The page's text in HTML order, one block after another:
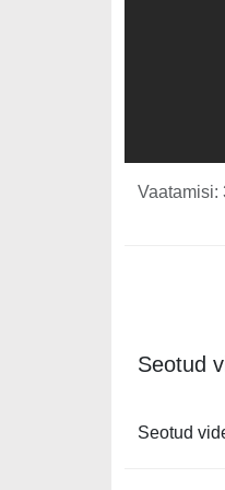
Vaatamisi:
Seotud
Seotud